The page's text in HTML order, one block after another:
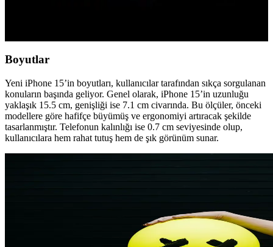
Boyutlar
Yeni iPhone 15’in boyutları, kullanıcılar tarafından sıkça sorgulanan
konuların başında geliyor. Genel olarak, iPhone 15’in uzunluğu
yaklaşık 15.5 cm, genişliği ise 7.1 cm civarında. Bu ölçüler, önceki
modellere göre hafifçe büyümüş ve ergonomiyi artıracak şekilde
tasarlanmıştır. Telefonun kalınlığı ise 0.7 cm seviyesinde olup,
kullanıcılara hem rahat tutuş hem de şık görünüm sunar.